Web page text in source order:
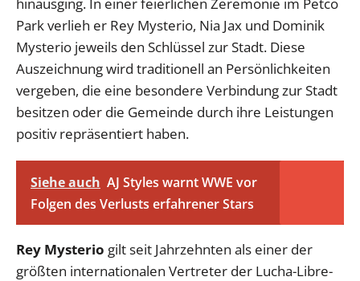
Park verlieh er Rey Mysterio, Nia Jax und Dominik
Mysterio jeweils den Schlüssel zur Stadt. Diese
Auszeichnung wird traditionell an Persönlichkeiten
vergeben, die eine besondere Verbindung zur Stadt
besitzen oder die Gemeinde durch ihre Leistungen
positiv repräsentiert haben.
Siehe auch AJ Styles warnt WWE vor
Folgen des Verlusts erfahrener Stars
Rey Mysterio gilt seit Jahrzehnten als einer der
größten internationalen Vertreter der Lucha-Libre-